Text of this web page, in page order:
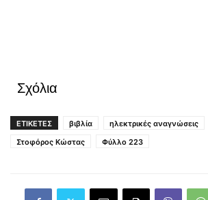
Σχόλια
ΕΤΙΚΕΤΕΣ βιβλία ηλεκτρικές αναγνώσεις
Στοφόρος Κώστας
Φύλλο 223